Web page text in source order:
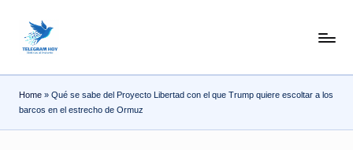
N
o
T
i
Home » Qué se sabe del Proyecto Libertad con el que Trump quiere escoltar a los
barcos en el estrecho de Ormuz